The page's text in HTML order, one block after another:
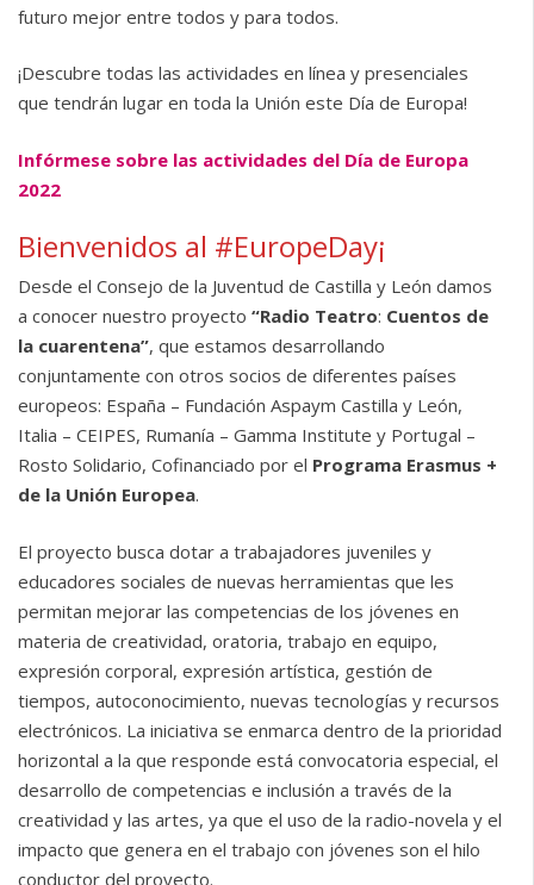
futuro mejor entre todos y para todos.
¡Descubre todas las actividades en línea y presenciales
que tendrán lugar en toda la Unión este Día de Europa!
Infórmese sobre las actividades del Día de Europa
2022
Bienvenidos al #EuropeDay¡
Desde el Consejo de la Juventud de Castilla y León damos
a conocer nuestro proyecto “Radio Teatro: Cuentos de
la cuarentena”, que estamos desarrollando
conjuntamente con otros socios de diferentes países
europeos: España – Fundación Aspaym Castilla y León,
Italia – CEIPES, Rumanía – Gamma Institute y Portugal –
Rosto Solidario, Cofinanciado por el Programa Erasmus +
de la Unión Europea.
El proyecto busca dotar a trabajadores juveniles y
educadores sociales de nuevas herramientas que les
permitan mejorar las competencias de los jóvenes en
materia de creatividad, oratoria, trabajo en equipo,
expresión corporal, expresión artística, gestión de
tiempos, autoconocimiento, nuevas tecnologías y recursos
electrónicos. La iniciativa se enmarca dentro de la prioridad
horizontal a la que responde está convocatoria especial, el
desarrollo de competencias e inclusión a través de la
creatividad y las artes, ya que el uso de la radio-novela y el
impacto que genera en el trabajo con jóvenes son el hilo
conductor del proyecto.